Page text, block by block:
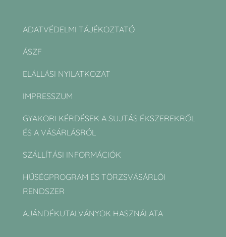
ADATVÉDELMI TÁJÉKOZTATÓ
ÁSZF
ELÁLLÁSI NYILATKOZAT
IMPRESSZUM
GYAKORI KÉRDÉSEK A SUJTÁS ÉKSZEREKRŐL
ÉS A VÁSÁRLÁSRÓL
SZÁLLÍTÁSI INFORMÁCIÓK
HŰSÉGPROGRAM ÉS TÖRZSVÁSÁRLÓI
RENDSZER
AJÁNDÉKUTALVÁNYOK HASZNÁLATA